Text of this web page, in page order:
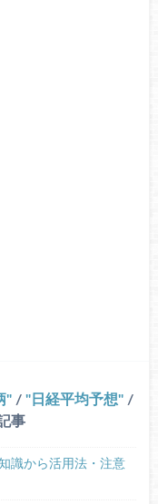
/ 日経平均予想
/
事
識から活用法・注意